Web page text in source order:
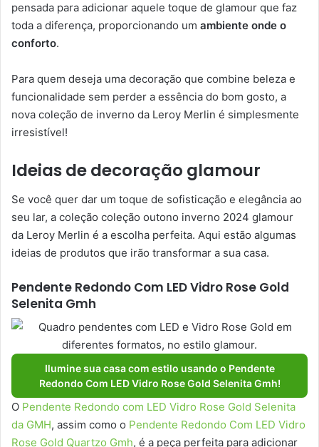
pensada para adicionar aquele toque de glamour que faz
toda a diferença, proporcionando um ambiente onde o
conforto.
Para quem deseja uma decoração que combine beleza e
funcionalidade sem perder a essência do bom gosto, a
nova coleção de inverno da Leroy Merlin é simplesmente
irresistível!
Ideias de decoração glamour
Se você quer dar um toque de sofisticação e elegância ao
seu lar, a coleção coleção outono inverno 2024 glamour
da Leroy Merlin é a escolha perfeita. Aqui estão algumas
ideias de produtos que irão transformar a sua casa.
Pendente Redondo Com LED Vidro Rose Gold
Selenita Gmh
Ilumine sua casa com estilo usando o Pendente
Redondo Com LED Vidro Rose Gold Selenita Gmh!
O Pendente Redondo com LED Vidro Rose Gold Selenita
da GMH, assim como o Pendente Redondo Com LED Vidro
Rose Gold Quartzo Gmh, é a peça perfeita para adicionar